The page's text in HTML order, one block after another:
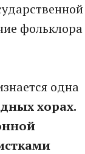
фольклора
одна
хорах.